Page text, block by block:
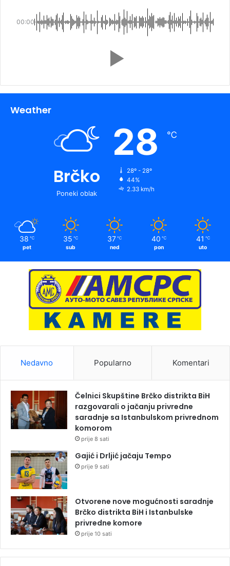
00:00
Weather
Brčko
Poneki oblak
28 ℃
28º - 28º
44%
2.33 km/h
38 ℃
pet
35 ℃
sub
37 ℃
ned
40 ℃
pon
41 ℃
uto
Nedavno Popularno Komentari
Čelnici Skupštine Brčko distrikta BiH
razgovarali o jačanju privredne
saradnje sa Istanbulskom privrednom
komorom
prije 8 sati
Gajić i Drljić jačaju Tempo
prije 9 sati
Otvorene nove mogućnosti saradnje
Brčko distrikta BiH i Istanbulske
privredne komore
prije 10 sati